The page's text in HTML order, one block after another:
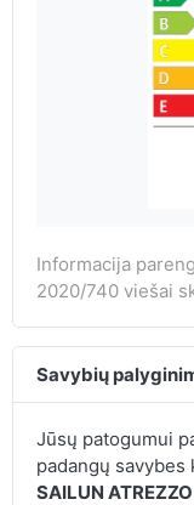
Informacija
2020/740 viešai
Savybių
Jūsų patogumui
padangų
SAILUN